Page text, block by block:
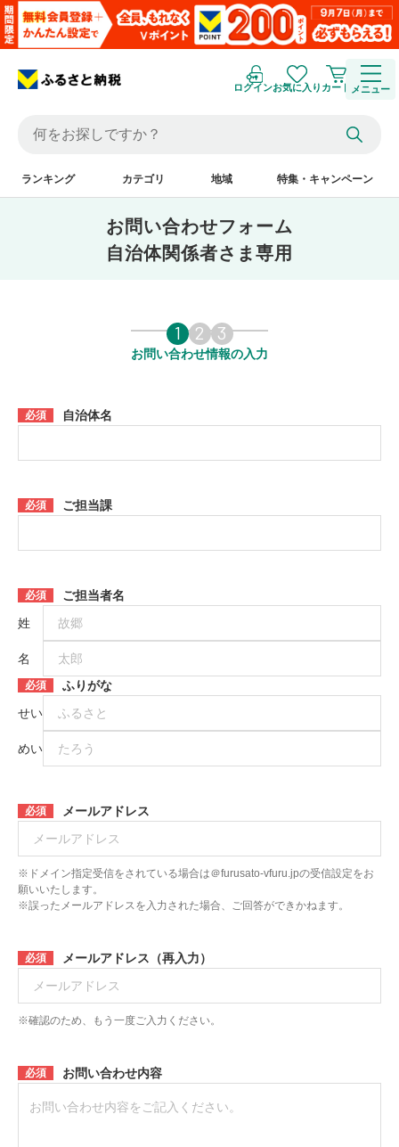
ログインお気に入り カート メニュー
ランキング カテゴリ 地域 特集・キャンペーン
お問い合わせフォーム
自治体関係者さま専用
1 2 3
お問い合わせ情報の入力
必須 自治体名
必須 ご担当課
必須
ご担当者名
姓
名
必須
ふりがな
せい
めい
必須 メールアドレス
※ドメイン指定受信をされている場合は＠furusato-vfuru.jpの受信設定をお
願いいたします。
※誤ったメールアドレスを入力された場合、ご回答ができかねます。
必須 メールアドレス（再入力）
※確認のため、もう一度ご入力ください。
必須 お問い合わせ内容